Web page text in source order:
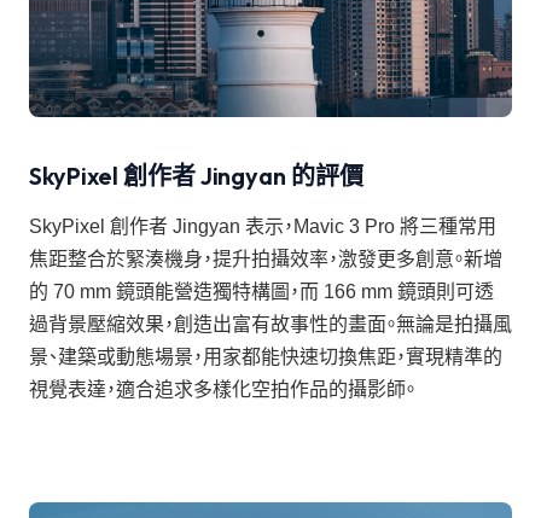
SkyPixel 創作者 Jingyan 的評價
SkyPixel 創作者 Jingyan 表示，Mavic 3 Pro 將三種常用
焦距整合於緊湊機身，提升拍攝效率，激發更多創意。新增
的 70 mm 鏡頭能營造獨特構圖，而 166 mm 鏡頭則可透
過背景壓縮效果，創造出富有故事性的畫面。無論是拍攝風
景、建築或動態場景，用家都能快速切換焦距，實現精準的
視覺表達，適合追求多樣化空拍作品的攝影師。